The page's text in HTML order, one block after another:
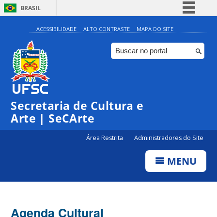
BRASIL
Simplifique!
Comunica BR
Participe
ACESSIBILIDADE ALTO CONTRASTE MAPA DO SITE
Secretaria de Cultura e
Arte | SeCArte
Área Restrita Administradores do Site
MENU
Agenda Cultural